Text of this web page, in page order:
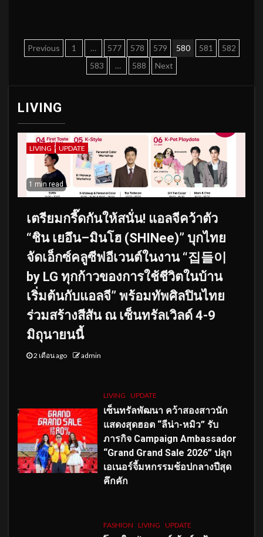
Posts
pagination
Previous 1 … 577 578 579 580 581
582
583
… 588 Next
LIVING
LIVING UPDATE
1 min read
เตรียมกรี๊ดกันให้สนั่น! แอลจีคว้าตัว
“ชิน เยอึน–มินโฮ (SHINee)” บุกไทย
จัดเอ็กซ์คลูซีฟอีเวนต์ในงาน “집들이
by LG ทุกก้าวของการใช้ชีวิตในบ้าน
เริ่มต้นกับแอลจี” พร้อมทัพศิลปินไทย
ร่วมสร้างสีสัน ณ เซ็นทรัลเวิลด์ 4-9
มิถุนายนนี้
2 เดือน ago admin
LIVING UPDATE
เซ็นทรัลพัฒนา คว้าสองสาวนัก
แสดงสุดฮอต “ลีน่า-หมิว” รับ
ภารกิจ Campaign Ambassador
“Grand Grand Sale 2026” ปลุก
เอเนอร์จี้มหกรรมช้อปกลางปีสุด
คึกคัก
FASHION LIVING UPDATE